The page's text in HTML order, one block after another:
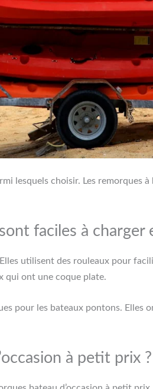
lesquels choisir. Les
faciles à charger
utilisent des rouleaux pour
qui ont une coque plate.
pour les bateaux pontons.
à petit prix ?